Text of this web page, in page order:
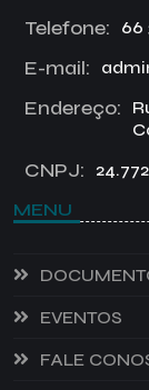
Telefone: 66
E-mail:
Endereço:
CNPJ:
MENU
EVENTOS
FALE